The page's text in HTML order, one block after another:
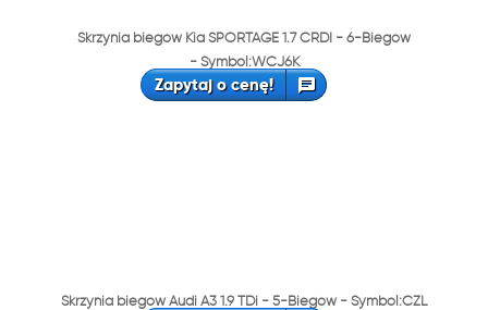
Skrzynia biegów Kia SPORTAGE 1.7 CRDI - 6-Biegów
- Symbol:WCJ6K
Zapytaj o cenę!
Skrzynia biegów Audi A3 1.9 TDi - 5-Biegów - Symbol:CZL